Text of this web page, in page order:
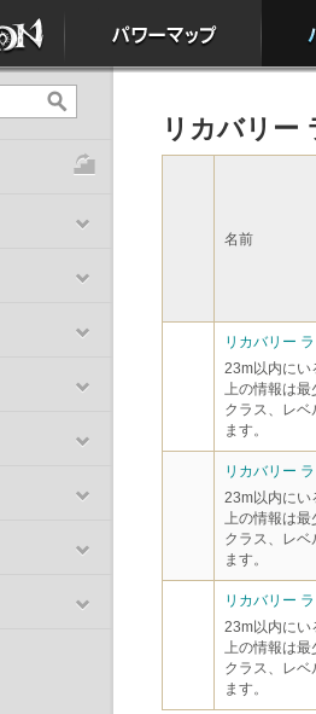
リカバリー
名前
リカバリー
23m以内にい
上の情報は最
クラス、レ
ます。
リカバリー
23m以内にい
上の情報は最
クラス、レ
ます。
リカバリー
23m以内にい
上の情報は最
クラス、レ
ます。